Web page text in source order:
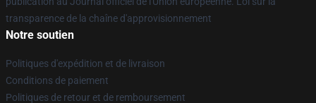
transparence de la chaîne d'approvisionnement
Notre soutien
Politiques d'expédition et de livraison
Conditions de paiement
Politiques de retour et de remboursement